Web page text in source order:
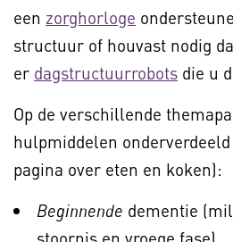
een zorghorloge
structuur of houvast nodig
er dagstructuurrobots die u
Op de verschillende
hulpmiddelen
pagina over eten en koken):
Beginnende dementie